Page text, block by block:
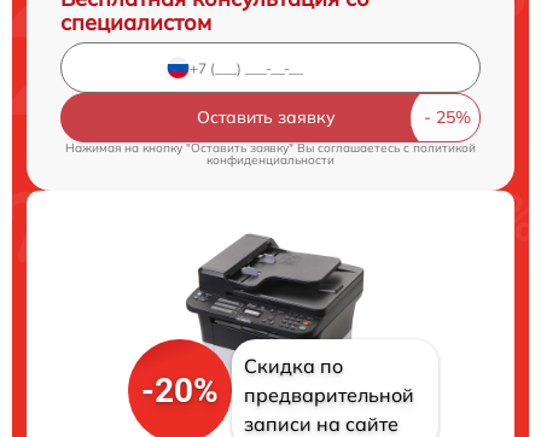
специалистом
Оставить заявку
Нажимая на кнопку "Оставить заявку" Вы соглашаетесь cполитикой
конфиденциальности
-20%
Скидка по
предварительной
записи на сайте